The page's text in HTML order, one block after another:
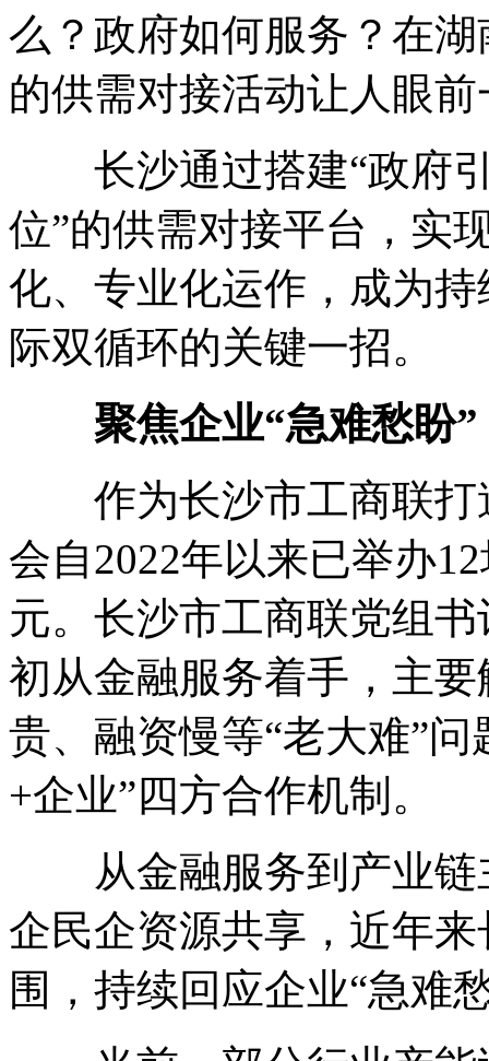
么？政府如何服务？在
的供需对接活动让人眼前
长沙通过搭建“政府引
位”的供需对接平台，实
化、专业化运作，成为
际双循环的关键一招。
聚焦企业“急难愁盼”
作为长沙市工商联打
会自2022年以来已举办
元。长沙市工商联党组
初从金融服务着手，主
贵、融资慢等“老大难”
+企业”四方合作机制。
从金融服务到产业链
企民企资源共享，近年
围，持续回应企业“急难